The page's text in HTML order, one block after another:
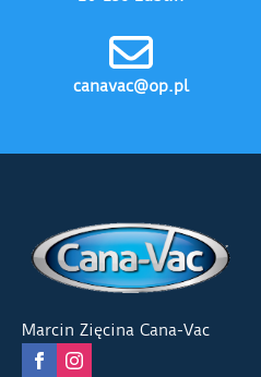
canavac@op.pl
Marcin Zięcina Cana-Vac